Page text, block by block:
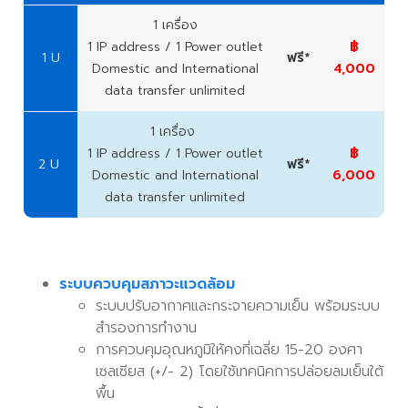
1 U
1 เครื่อง
1 IP address / 1 Power outlet
Domestic and International
data transfer unlimited
ฟรี*
฿
4,000
2 U
1 เครื่อง
1 IP address / 1 Power outlet
Domestic and International
data transfer unlimited
ฟรี*
฿
6,000
ระบบควบคุมสภาวะแวดล้อม
ระบบปรับอากาศและกระจายความเย็น พร้อมระบบ
สํารองการทํางาน
การควบคุมอุณหภูมิให้คงที่เฉลี่ย 15-20 องศา
เซลเซียส (+/- 2) โดยใช้เทคนิคการปล่อยลมเย็นใต้
พื้น